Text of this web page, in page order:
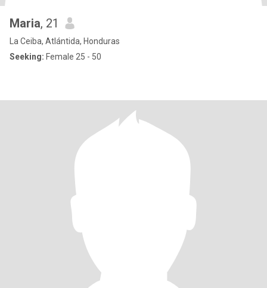
Maria, 21
La Ceiba, Atlántida, Honduras
Seeking: Female 25 - 50